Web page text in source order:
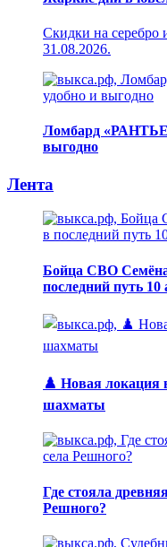
Скидки на серебро
31.08.2026.
Ломбард
выгодно
Лента
Бойца СВО
последний путь 10
♟️ Новая локация
шахматы
Где стояла
Решного?